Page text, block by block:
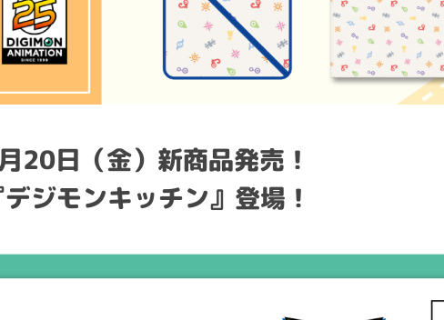
20日（金）新商品発売！
デジモンキッチン』登場！